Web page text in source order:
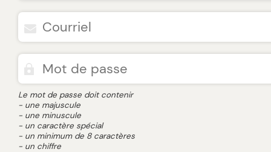
Le mot de passe doit contenir
- une majuscule
- une minuscule
- un caractère spécial
- un minimum de 8 caractères
- un chiffre